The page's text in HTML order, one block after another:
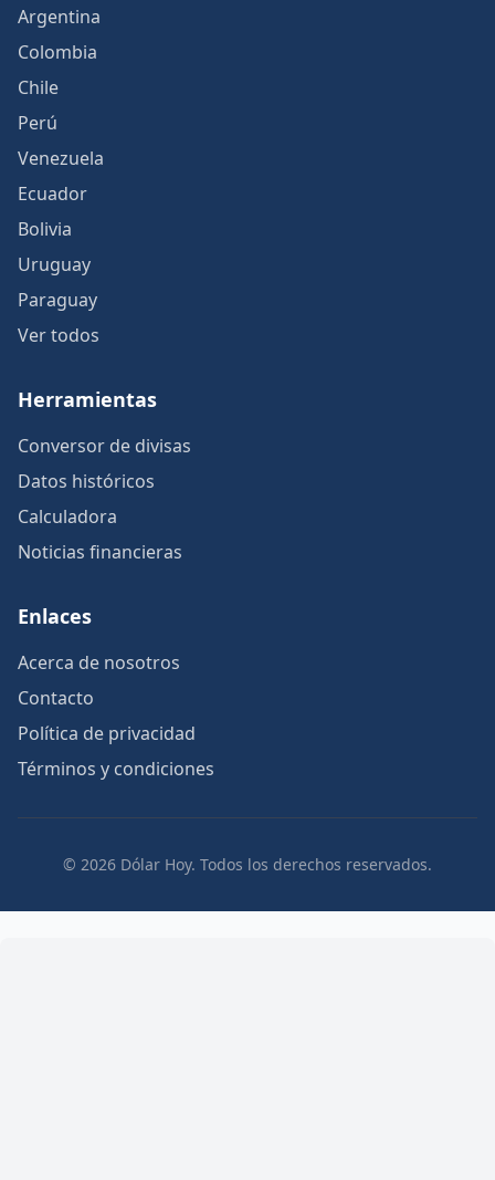
Argentina
Colombia
Chile
Perú
Venezuela
Ecuador
Bolivia
Uruguay
Paraguay
Ver todos
Herramientas
Conversor de divisas
Datos históricos
Calculadora
Noticias financieras
Enlaces
Acerca de nosotros
Contacto
Política de privacidad
Términos y condiciones
© 2026 Dólar Hoy. Todos los derechos reservados.